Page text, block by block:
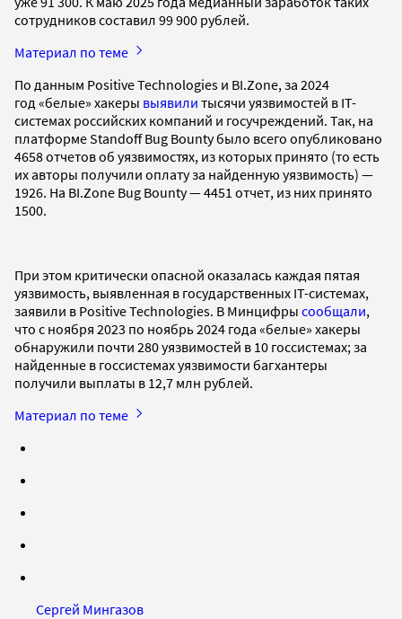
сотрудников составил 99 900 рублей.
Материал по теме
По данным Positive Technologies и BI.Zone, за 2024
год «белые» хакеры выявили тысячи уязвимостей в IT-
системах российских компаний и госучреждений. Так, на
платформе Standoff Bug Bounty было всего опубликовано
4658 отчетов об уязвимостях, из которых принято (то есть
их авторы получили оплату за найденную уязвимость) —
1926. На BI.Zone Bug Bounty — 4451 отчет, из них принято
1500.
При этом критически опасной оказалась каждая пятая
уязвимость, выявленная в государственных IT-системах,
заявили в Positive Technologies. В Минцифры сообщали,
что с ноября 2023 по ноябрь 2024 года «белые» хакеры
обнаружили почти 280 уязвимостей в 10 госсистемах; за
найденные в госсистемах уязвимости багхантеры
получили выплаты в 12,7 млн рублей.
Материал по теме
Сергей Мингазов